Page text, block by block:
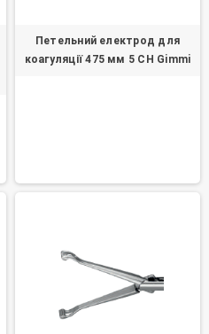
Петельний електрод для
коагуляції 475 мм 5 CH Gimmi